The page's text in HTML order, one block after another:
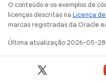
O conteúdo e os exemplos de
licenças descritas na Licença
marcas registradas da Oracle
Última atualização 2026-05-28